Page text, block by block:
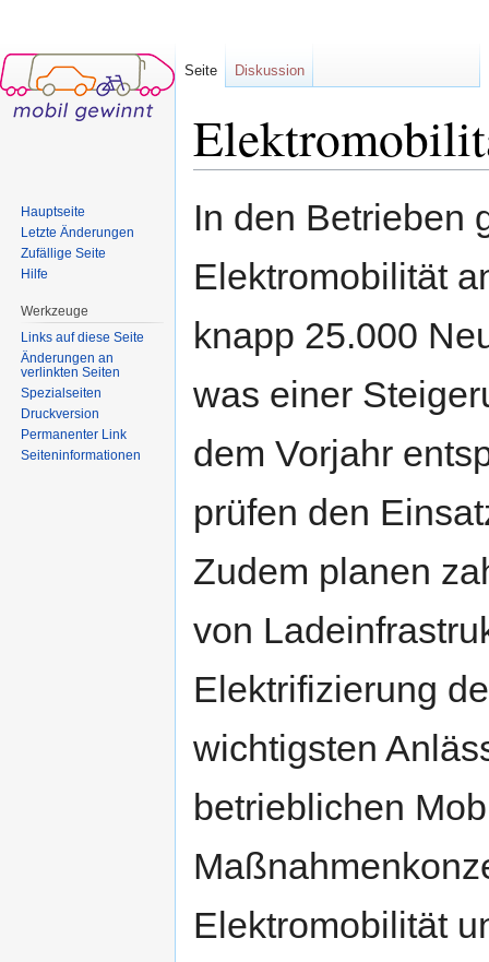
In den Betrieben
Elektromobilität
knapp 25.000
was einer
dem Vorjahr
prüfen den
Zudem planen
von
Elektrifizierung
wichtigsten
betrieblichen
Elektromobilität
Seite Diskussion
Hauptseite
Letzte Änderungen
Zufällige Seite
Hilfe
Werkzeuge
Links auf diese Seite
Änderungen an
verlinkten Seiten
Spezialseiten
Druckversion
Permanenter Link
Seiten­informationen